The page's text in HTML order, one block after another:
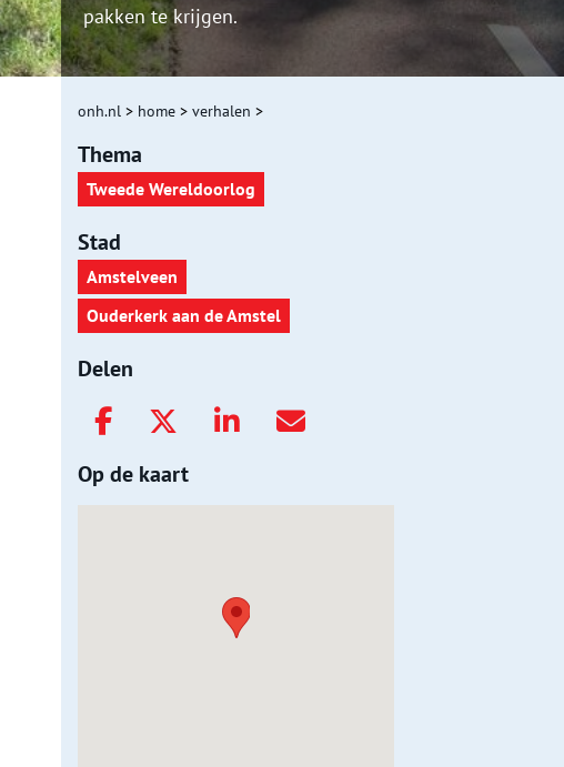
pakken te krijgen.
onh.nl > home > verhalen >
Thema
Tweede Wereldoorlog
Stad
Amstelveen
Ouderkerk aan de Amstel
Delen
Op de kaart